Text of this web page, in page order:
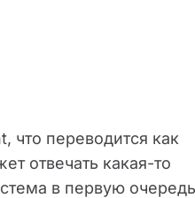
что переводится как
отвечать какая-то
в первую очередь